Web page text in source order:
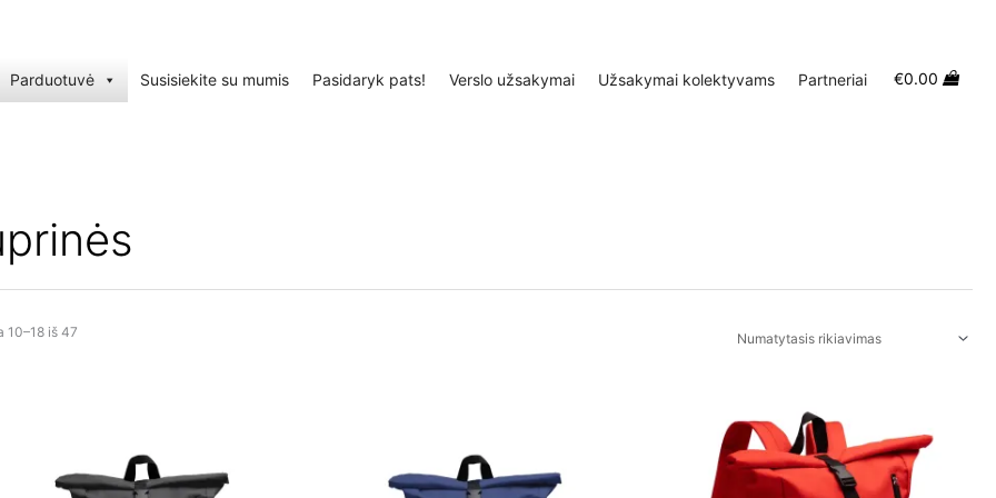
Parduotuvė Susisiekite su mumis Pasidaryk pats! Verslo užsakymai Užsakymai kolektyvams Partneriai €0.00
10–18 iš 47